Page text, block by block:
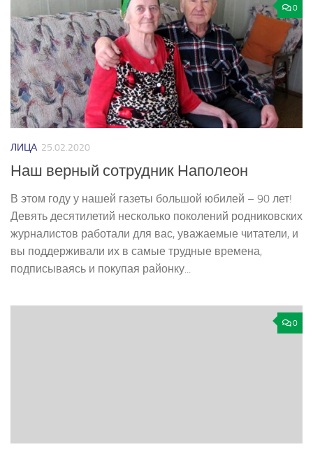
0
ЛИЦА 25.02.2020
Наш верный сотрудник Наполеон
В этом году у нашей газеты большой юбилей – 90 лет!
Девять десятилетий несколько поколений родниковских
журналистов работали для вас, уважаемые читатели, и
вы поддерживали их в самые трудные времена,
подписываясь и покупая районку...
0